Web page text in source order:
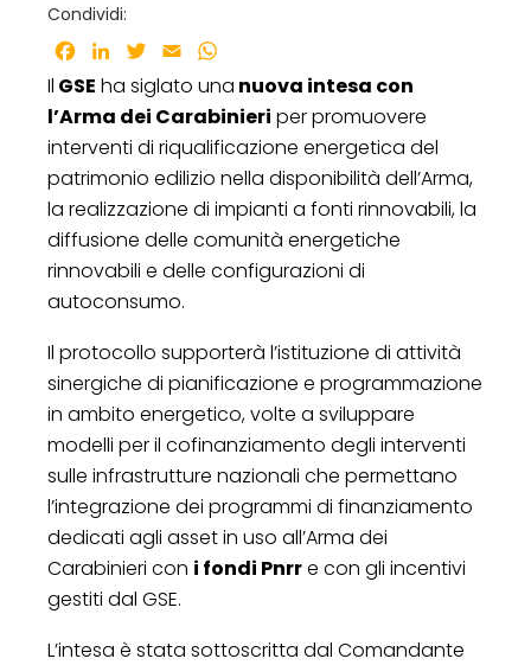
Condividi:
Facebook
LinkedInTwitter
Email
Il GSE ha siglato una nuova intesa con
l’Arma dei Carabinieri per promuovere
interventi di riqualificazione energetica del
patrimonio edilizio nella disponibilità dell’Arma,
la realizzazione di impianti a fonti rinnovabili, la
diffusione delle comunità energetiche
rinnovabili e delle configurazioni di
autoconsumo.
Il protocollo supporterà l’istituzione di attività
sinergiche di pianificazione e programmazione
in ambito energetico, volte a sviluppare
modelli per il cofinanziamento degli interventi
sulle infrastrutture nazionali che permettano
l’integrazione dei programmi di finanziamento
dedicati agli asset in uso all’Arma dei
Carabinieri con i fondi Pnrre con gli incentivi
gestiti dal GSE.
L’intesa è stata sottoscritta dal Comandante